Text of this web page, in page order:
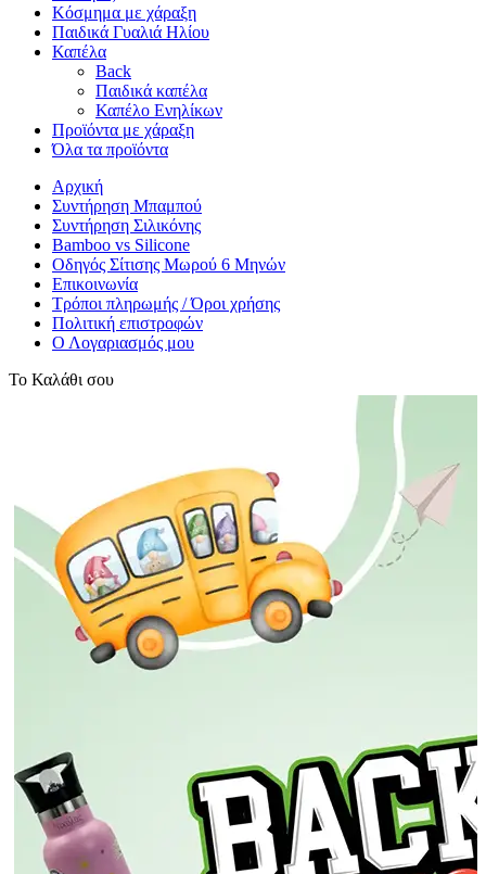
Κόσμημα με χάραξη
Παιδικά Γυαλιά Ηλίου
Καπέλα
Back
Παιδικά καπέλα
Καπέλο Ενηλίκων
Προϊόντα με χάραξη
Όλα τα προϊόντα
Αρχική
Συντήρηση Μπαμπού
Συντήρηση Σιλικόνης
Bamboo vs Silicone
Οδηγός Σίτισης Μωρού 6 Μηνών
Επικοινωνία
Τρόποι πληρωμής / Όροι χρήσης
Πολιτική επιστροφών
Ο Λογαριασμός μου
Το Καλάθι σου